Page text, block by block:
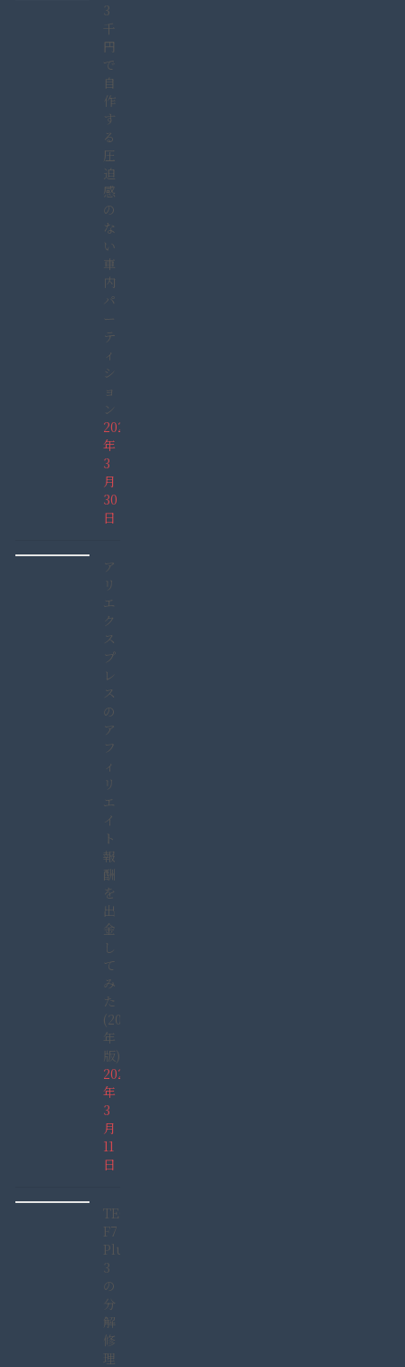
3
千
円
で
自
作
す
る
圧
迫
感
の
な
い
車
内
パ
ー
テ
ィ
シ
ョ
ン
2022
年
3
月
30
日
ア
リ
エ
ク
ス
プ
レ
ス
の
ア
フ
ィ
リ
エ
イ
ト
報
酬
を
出
金
し
て
み
た
(2022
年
版)
2022
年
3
月
11
日
TECLAST
F7
Plus
3
の
分
解
修
理